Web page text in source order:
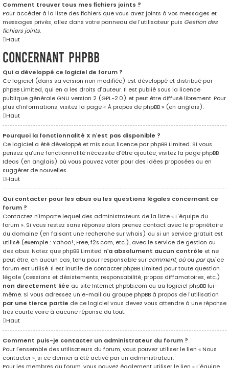
Comment trouver tous mes fichiers joints ?
Pour accéder à la liste des fichiers que vous avez joints à vos messages et
messages privés, allez dans votre panneau de l’utilisateur puis Gestion des
fichiers joints.
Haut
Concernant phpBB
Qui a développé ce logiciel de forum ?
Ce logiciel (dans sa version non modifiée) est développé et distribué par
phpBB Limited , qui en a les droits d’auteur. Il est publié sous la licence
publique générale GNU version 2 (GPL-2.0) et peut être diffusé librement. Pour
plus d’informations, visitez la page « À propos de phpBB» (en anglais).
Haut
Pourquoi la fonctionnalité X n’est pas disponible ?
Ce logiciel a été développé et mis sous licence par phpBB Limited. Si vous
pensez qu’une fonctionnalité nécessite d’être ajoutée, visitez la page phpBB
Ideas (en anglais) où vous pouvez voter pour des idées proposées ou en
suggérer de nouvelles.
Haut
Qui contacter pour les abus ou les questions légales concernant ce
forum ?
Contactez n’importe lequel des administrateurs de la liste « L’équipe du
forum ». Si vous restez sans réponse alors prenez contact avec le propriétaire
du domaine (en faisant une recherche sur whois) ou si un service gratuit est
utilisé (exemple : Yahoo!, Free, f2s.com, etc.), avec le service de gestion ou
des abus. Notez que phpBB Limited n’a absolument aucun contrôle et ne
peut être, en aucun cas, tenu pour responsable sur comment, oùou par quice
forum est utilisé. Il est inutile de contacter phpBB Limited pour toute question
légale (cessions et désistements, responsabilité, propos diffamatoires, etc.)
non directement liée au site Internet phpbb.com ou au logiciel phpBB lui-
même. Si vous adressez un e-mail au groupe phpBB à propos de l’utilisation
par une tierce partie de ce logiciel vous devez vous attendre à une réponse
très courte voire à aucune réponse du tout.
Haut
Comment puis-je contacter un administrateur du forum ?
Pour l’ensemble des utilisateurs du forum, vous pouvez utiliser le lien « Nous
contacter », si ce dernier a été activé par un administrateur.
Pour les membres du forum, vous pouvez également utiliser le lien « L’équipe